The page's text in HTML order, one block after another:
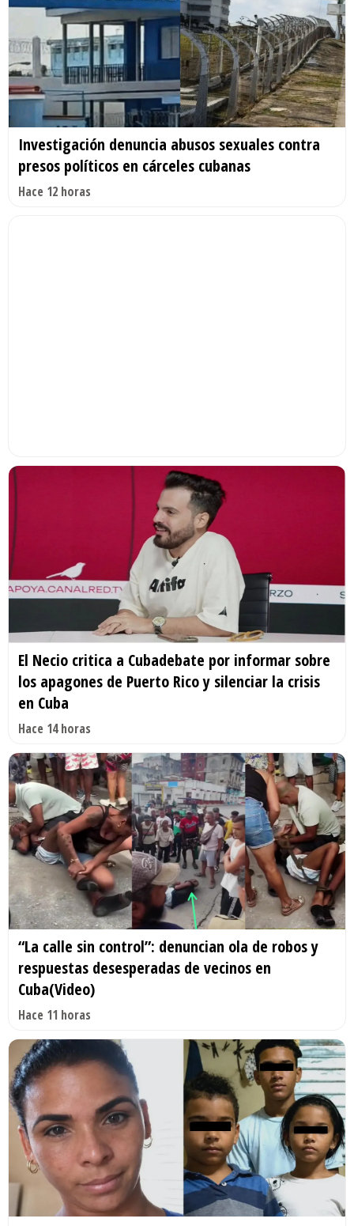
Investigación denuncia abusos sexuales contra
presos políticos en cárceles cubanas
Hace 12 horas
El Necio critica a Cubadebate por informar sobre
los apagones de Puerto Rico y silenciar la crisis
en Cuba
Hace 14 horas
“La calle sin control”: denuncian ola de robos y
respuestas desesperadas de vecinos en
Cuba(Video)
Hace 11 horas